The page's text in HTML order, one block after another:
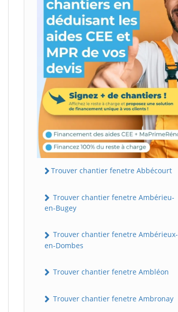
Trouver chantier fenetre Abbécourt
Trouver chantier fenetre Ambérieu-
en-Bugey
Trouver chantier fenetre Ambérieux-
en-Dombes
Trouver chantier fenetre Ambléon
Trouver chantier fenetre Ambronay